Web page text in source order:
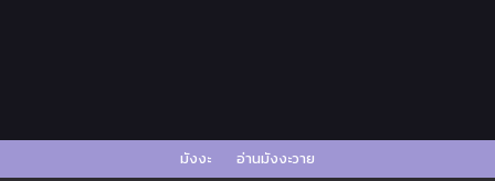
มังงะ อ่านมังงะวาย